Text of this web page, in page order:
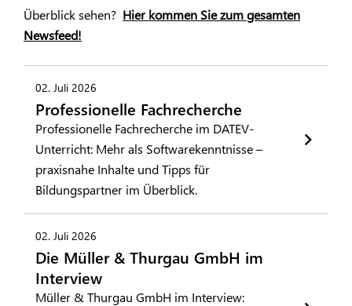
Überblick sehen? Hier kommen Sie zum gesamten
Newsfeed!
02. Juli 2026
Professionelle Fachrecherche
Professionelle Fachrecherche im DATEV-
Unterricht: Mehr als Softwarekenntnisse –
praxisnahe Inhalte und Tipps für
Bildungspartner im Überblick.
02. Juli 2026
Die Müller & Thurgau GmbH im
Interview
Müller & Thurgau GmbH im Interview: